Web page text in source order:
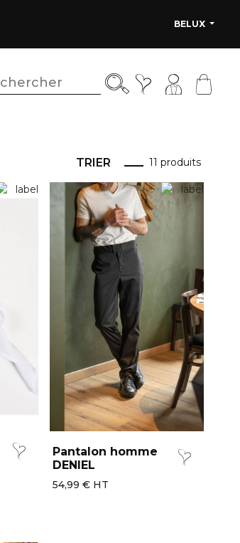
BELUX
TRIER 11 produits
Pantalon homme
DENIEL
54,99 € HT